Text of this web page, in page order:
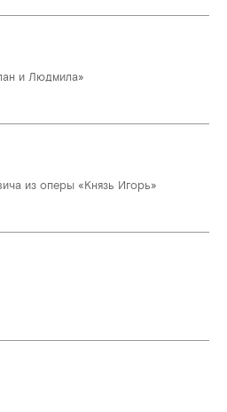
и Людмила»
из оперы «Князь Игорь»